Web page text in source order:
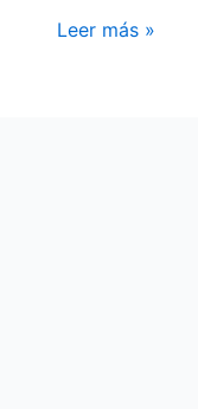
AMISTAD
Leer más »